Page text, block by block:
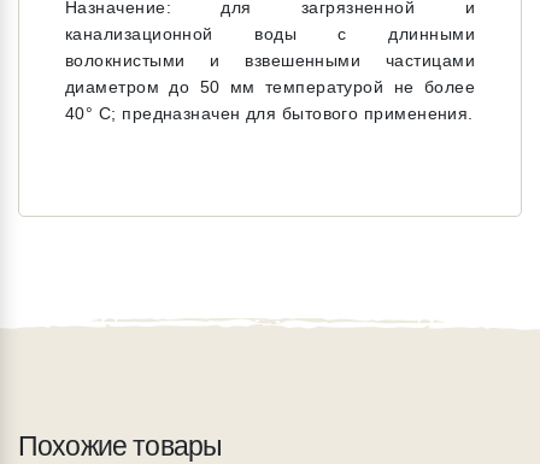
Назначение: для загрязненной и
канализационной воды с длинными
волокнистыми и взвешенными частицами
диаметром до 50 мм температурой не более
40° С; предназначен для бытового применения.
Похожие товары